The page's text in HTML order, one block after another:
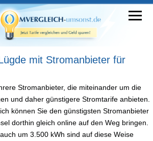
mit Stromanbieter für
Stromanbieter, die miteinander um die
und daher günstigere Stromtarife anbieten.
können Sie den günstigsten Stromanbieter
dorthin gleich online auf den Weg bringen.
um 3.500 kWh sind auf diese Weise